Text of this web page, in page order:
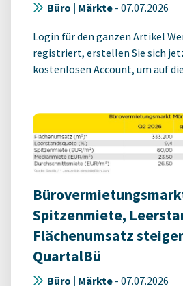
Büro | Märkte - 07.07.2026
Login für den ganzen Artikel
registriert, erstellen Sie sich
kostenlosen Account, um auf
Spitzenmiete,
Flächenumsatz
QuartalBü
Büro | Märkte - 07.07.2026